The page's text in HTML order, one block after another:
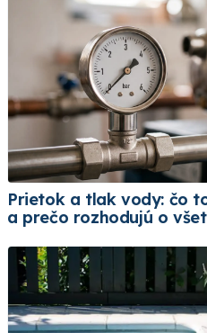
Prietok a tlak vody: čo
a prečo rozhodujú o